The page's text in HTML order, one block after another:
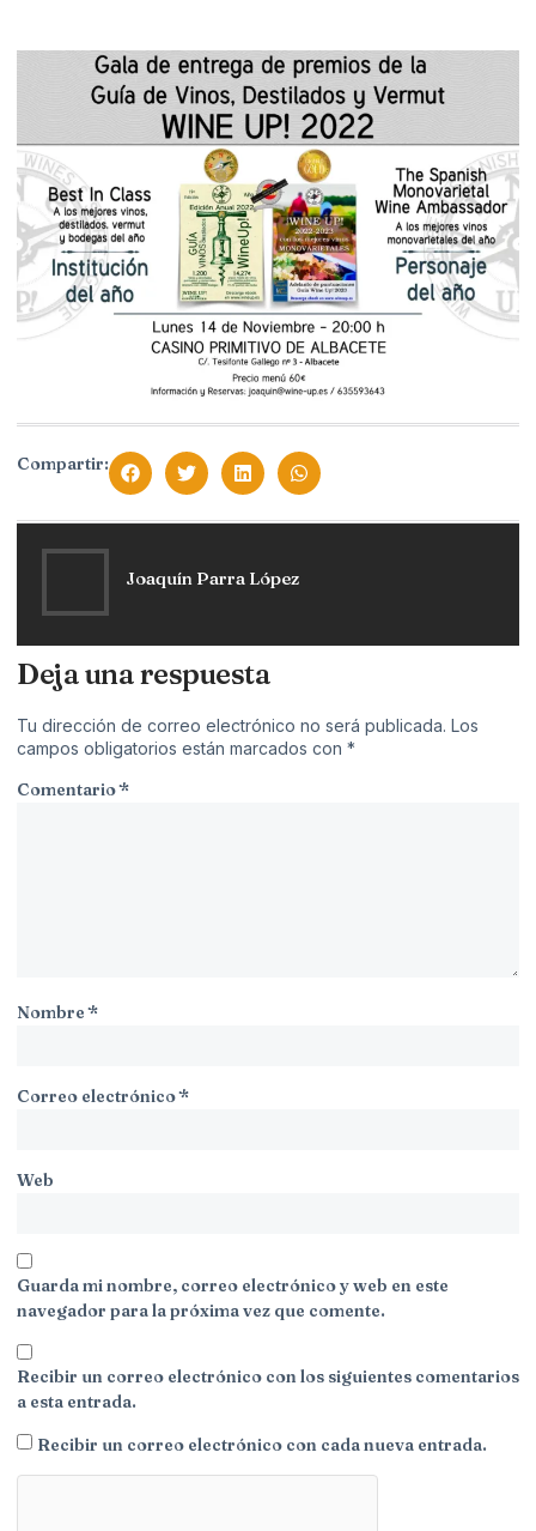
Compartir:
Joaquín Parra López
Deja una respuesta
Tu dirección de correo electrónico no será publicada. Los
campos obligatorios están marcados con *
Comentario*
Nombre*
Correo electrónico*
Web
Guarda mi nombre, correo electrónico y web en este
navegador para la próxima vez que comente.
Recibir un correo electrónico con los siguientes comentarios
a esta entrada.
Recibir un correo electrónico con cada nueva entrada.